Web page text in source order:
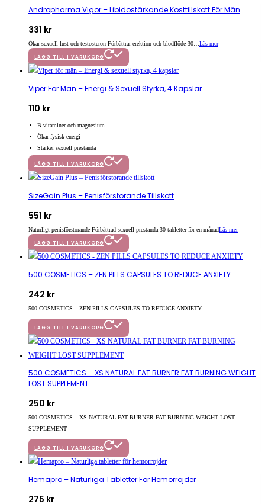
Andropharma Vigor – Libidostärkande Kosttillskott För Män
331 kr
Ökar sexuell lust och testosteron Förbättrar erektion och blodflöde 30… Läs mer
LÄGG TILL I VARUKORG
Viper För Män – Energi & Sexuell Styrka, 4 Kapslar
110 kr
B-vitaminer och magnesium
Ökar fysisk energi
Stärker sexuell prestanda
LÄGG TILL I VARUKORG
SizeGain Plus – Penisförstorande Tillskott
551 kr
Naturligt penisförstorande Förbättrad sexuell prestanda 30 tabletter för en månadLäs mer
LÄGG TILL I VARUKORG
500 COSMETICS – ZEN PILLS CAPSULES TO REDUCE ANXIETY
242 kr
500 COSMETICS – ZEN PILLS CAPSULES TO REDUCE ANXIETY
LÄGG TILL I VARUKORG
500 COSMETICS – XS NATURAL FAT BURNER FAT BURNING WEIGHT
LOST SUPPLEMENT
250 kr
500 COSMETICS – XS NATURAL FAT BURNER FAT BURNING WEIGHT LOST
SUPPLEMENT
LÄGG TILL I VARUKORG
Hemapro – Naturliga Tabletter För Hemorrojder
275 kr